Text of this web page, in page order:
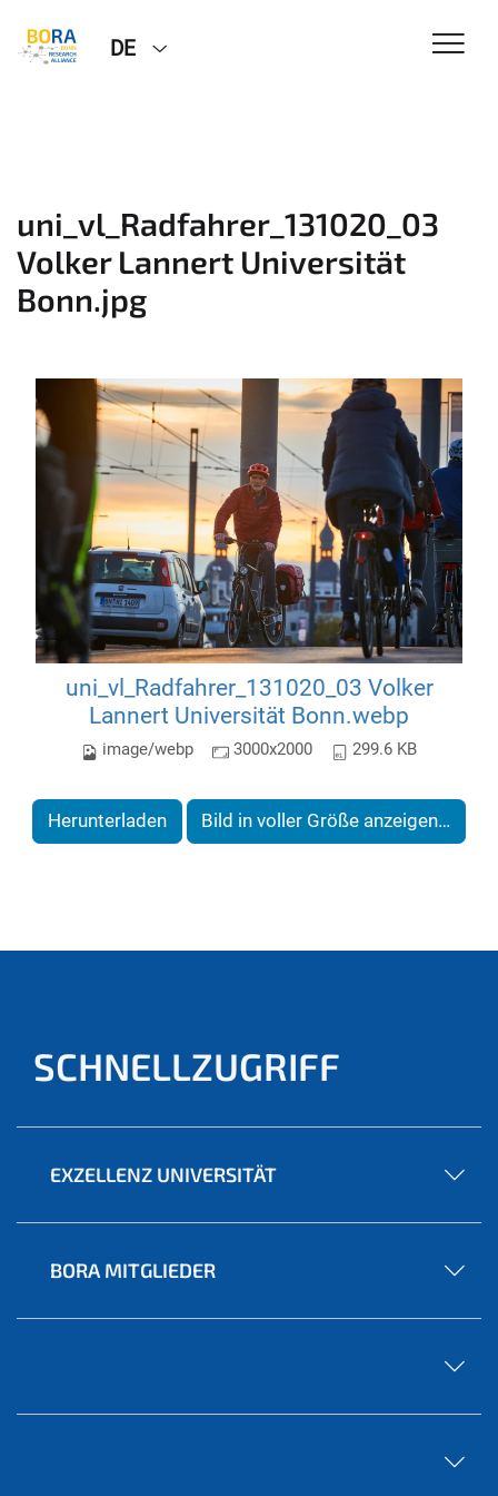
DE
uni_vl_Radfahrer_131020_03
Volker Lannert Universität
Bonn.jpg
uni_vl_Radfahrer_131020_03 Volker
Lannert Universität Bonn.webp
image/webp 3000x2000 299.6 KB
Herunterladen Bild in voller Größe anzeigen…
SCHNELLZUGRIFF
EXZELLENZ UNIVERSITÄT
BORA MITGLIEDER